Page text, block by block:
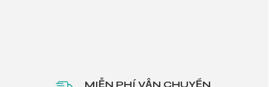
MIỄN PHÍ VẬN CHUYỂN